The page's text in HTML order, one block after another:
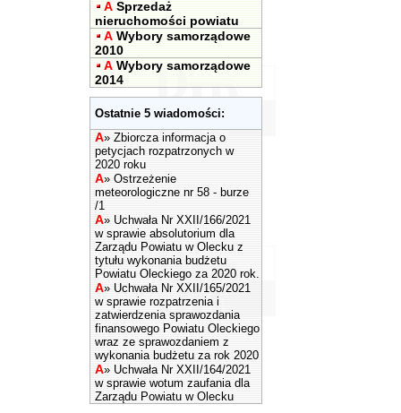
A Sprzedaż
nieruchomości powiatu
A Wybory samorządowe
2010
A Wybory samorządowe
2014
Ostatnie 5 wiadomości:
A» Zbiorcza informacja o
petycjach rozpatrzonych w
2020 roku
A» Ostrzeżenie
meteorologiczne nr 58 - burze
/1
A» Uchwała Nr XXII/166/2021
w sprawie absolutorium dla
Zarządu Powiatu w Olecku z
tytułu wykonania budżetu
Powiatu Oleckiego za 2020 rok.
A» Uchwała Nr XXII/165/2021
w sprawie rozpatrzenia i
zatwierdzenia sprawozdania
finansowego Powiatu Oleckiego
wraz ze sprawozdaniem z
wykonania budżetu za rok 2020
A» Uchwała Nr XXII/164/2021
w sprawie wotum zaufania dla
Zarządu Powiatu w Olecku